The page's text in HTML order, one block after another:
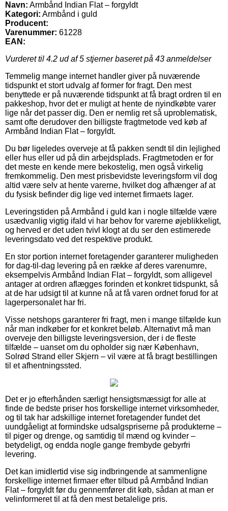
Navn: Armbånd Indian Flat – forgyldt
Kategori: Armbånd i guld
Producent:
Varenummer: 61228
EAN:
Vurderet til 4.2 ud af 5 stjerner baseret på 43 anmeldelser
Temmelig mange internet handler giver på nuværende
tidspunkt et stort udvalg af former for fragt. Den mest
benyttede er på nuværende tidspunkt at få bragt ordren til en
pakkeshop, hvor det er muligt at hente de nyindkøbte varer
lige når det passer dig. Den er nemlig ret så uproblematisk,
samt ofte derudover den billigste fragtmetode ved køb af
Armbånd Indian Flat – forgyldt.
Du bør ligeledes overveje at få pakken sendt til din lejlighed
eller hus eller ud på din arbejdsplads. Fragtmetoden er for
det meste en kende mere bekostelig, men også virkelig
fremkommelig. Den mest prisbevidste leveringsform vil dog
altid være selv at hente varerne, hvilket dog afhænger af at
du fysisk befinder dig lige ved internet firmaets lager.
Leveringstiden på Armbånd i guld kan i nogle tilfælde være
usædvanlig vigtig ifald vi har behov for varerne øjeblikkeligt,
og herved er det uden tvivl klogt at du ser den estimerede
leveringsdato ved det respektive produkt.
En stor portion internet foretagender garanterer muligheden
for dag-til-dag levering på en række af deres varenumre,
eksempelvis Armbånd Indian Flat – forgyldt, som alligevel
antager at ordren aflægges forinden et konkret tidspunkt, så
at de har udsigt til at kunne nå at få varen ordnet forud for at
lagerpersonalet har fri.
Visse netshops garanterer fri fragt, men i mange tilfælde kun
når man indkøber for et konkret beløb. Alternativt må man
overveje den billigste leveringsversion, der i de fleste
tilfælde – uanset om du opholder sig nær København,
Solrød Strand eller Skjern – vil være at få bragt bestillingen
til et afhentningssted.
Det er jo efterhånden særligt hensigtsmæssigt for alle at
finde de bedste priser hos forskellige internet virksomheder,
og til tak har adskillige internet foretagender fundet det
uundgåeligt at formindske udsalgspriserne på produkterne –
til piger og drenge, og samtidig til mænd og kvinder –
betydeligt, og endda nogle gange frembyde gebyrfri
levering.
Det kan imidlertid vise sig indbringende at sammenligne
forskellige internet firmaer efter tilbud på Armbånd Indian
Flat – forgyldt før du gennemfører dit køb, sådan at man er
velinformeret til at få den mest betalelige pris.